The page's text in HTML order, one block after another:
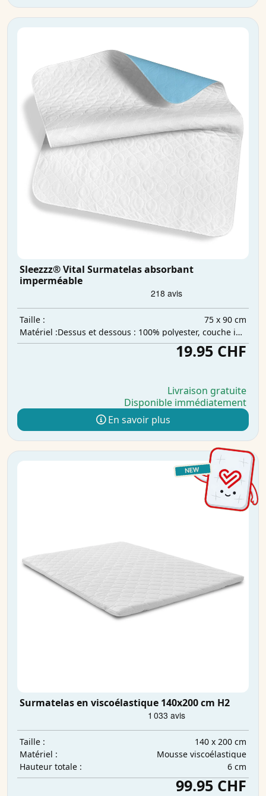
Sleezzz® Vital Surmatelas absorbant
imperméable
Taille :
75 x 90 cm
Matériel :
Dessus et dessous : 100% polyester, couche intermédiaire : 100% polyuréthane, couche absorbante : 100% polyester
19.95 CHF
Livraison gratuite
Disponible immédiatement
En savoir plus
Surmatelas en viscoélastique 140x200 cm H2
Taille :
140 x 200 cm
Matériel :
Mousse viscoélastique
Hauteur totale :
6 cm
99.95 CHF